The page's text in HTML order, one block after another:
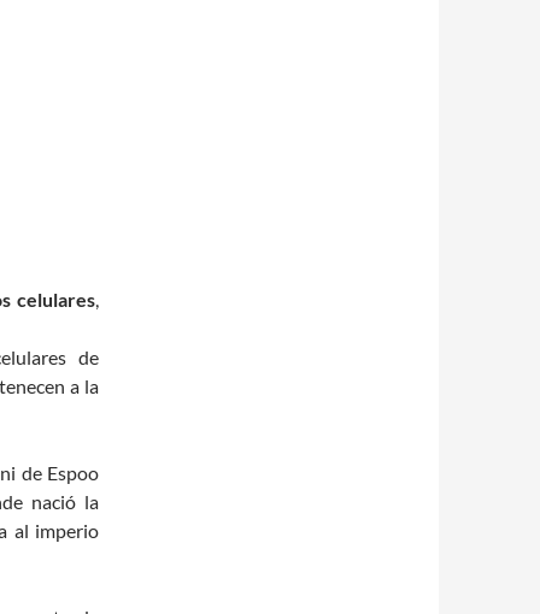
celulares,
de
a la
de Espoo
nació la
al imperio